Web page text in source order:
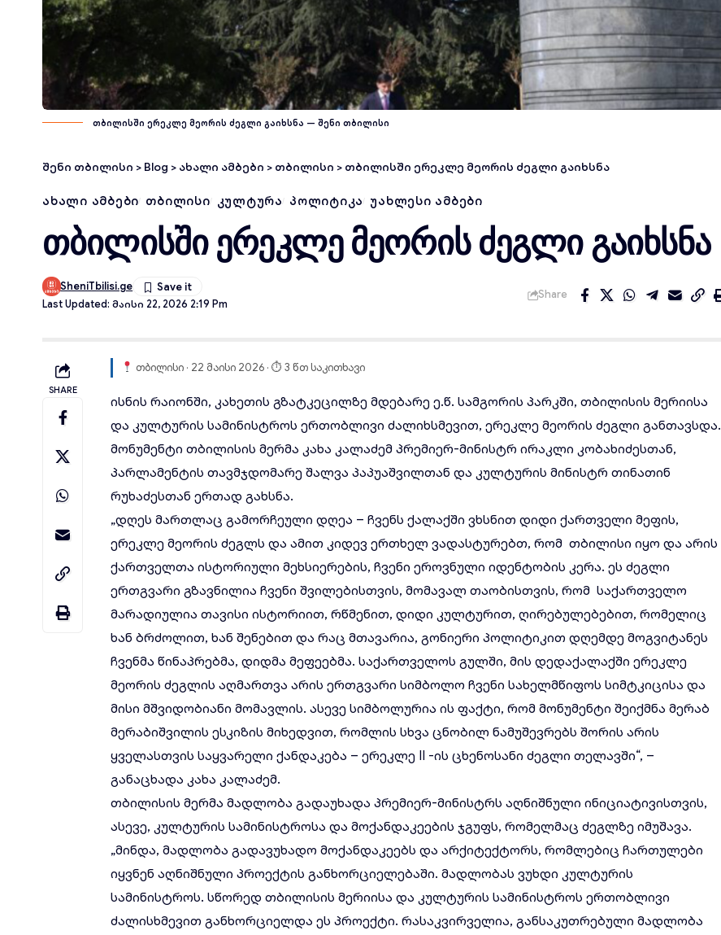
თბილისში ერეკლე მეორის ძეგლი გაიხსნა — შენი თბილისი
შენი თბილისი > Blog > ახალი ამბები > თბილისი > თბილისში ერეკლე მეორის ძეგლი გაიხსნა
ᲐᲮᲐᲚᲘ ᲐᲛᲑᲔᲑᲘ ᲗᲑᲘᲚᲘᲡᲘ ᲙᲣᲚᲢᲣᲠᲐ ᲞᲝᲚᲘᲢᲘᲙᲐ ᲣᲐᲮᲚᲔᲡᲘ ᲐᲛᲑᲔᲑᲘ
თბილისში ერეკლე მეორის ძეგლი გაიხსნა
Last Updated: Მაისი 22, 2026 2:19 Pm
SheniTbilisi.ge
Share
SHARE
თბილისი · 22 მაისი 2026 · ⏱ 3 წთ საკითხავი
ისნის რაიონში, კახეთის გზატკეცილზე მდებარე ე.წ. სამგორის პარკში, თბილისის მერიისა
და კულტურის სამინისტროს ერთობლივი ძალიხსმევით, ერეკლე მეორის ძეგლი განთავსდა.
მონუმენტი თბილისის მერმა კახა კალაძემ პრემიერ-მინისტრ ირაკლი კობახიძესთან,
პარლამენტის თავმჯდომარე შალვა პაპუაშვილთან და კულტურის მინისტრ თინათინ
რუხაძესთან ერთად გახსნა.
„დღეს მართლაც გამორჩეული დღეა – ჩვენს ქალაქში ვხსნით დიდი ქართველი მეფის,
ერეკლე მეორის ძეგლს და ამით კიდევ ერთხელ ვადასტურებთ, რომ თბილისი იყო და არის
ქართველთა ისტორიული მეხსიერების, ჩვენი ეროვნული იდენტობის კერა. ეს ძეგლი
ერთგვარი გზავნილია ჩვენი შვილებისთვის, მომავალ თაობისთვის, რომ საქართველო
მარადიულია თავისი ისტორიით, რწმენით, დიდი კულტურით, ღირებულებებით, რომელიც
ხან ბრძოლით, ხან შენებით და რაც მთავარია, გონიერი პოლიტიკით დღემდე მოგვიტანეს
ჩვენმა წინაპრებმა, დიდმა მეფეებმა. საქართველოს გულში, მის დედაქალაქში ერეკლე
მეორის ძეგლის აღმართვა არის ერთგვარი სიმბოლო ჩვენი სახელმწიფოს სიმტკიცისა და
მისი მშვიდობიანი მომავლის. ასევე სიმბოლურია ის ფაქტი, რომ მონუმენტი შეიქმნა მერაბ
მერაბიშვილის ესკიზის მიხედვით, რომლის სხვა ცნობილ ნამუშევრებს შორის არის
ყველასთვის საყვარელი ქანდაკება – ერეკლე II -ის ცხენოსანი ძეგლი თელავში“, –
განაცხადა კახა კალაძემ.
თბილისის მერმა მადლობა გადაუხადა პრემიერ-მინისტრს აღნიშნული ინიციატივისთვის,
ასევე, კულტურის სამინისტროსა და მოქანდაკეების ჯგუფს, რომელმაც ძეგლზე იმუშავა.
„მინდა, მადლობა გადავუხადო მოქანდაკეებს და არქიტექტორს, რომლებიც ჩართულები
იყვნენ აღნიშნული პროექტის განხორციელებაში. მადლობას ვუხდი კულტურის
სამინისტროს. სწორედ თბილისის მერიისა და კულტურის სამინისტროს ერთობლივი
ძალისხმევით განხორციელდა ეს პროექტი. რასაკვირველია, განსაკუთრებული მადლობა